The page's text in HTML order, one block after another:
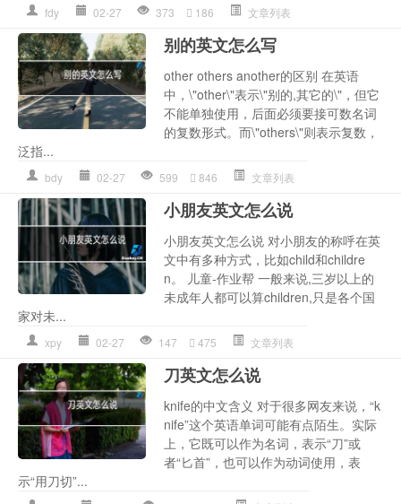
fdy 02-27 373 186 文章列表
别的英文怎么写
other others another的区别 在英语
中，\"other\"表示\"别的,其它的\"，但它
不能单独使用，后面必须要接可数名词
的复数形式。而\"others\"则表示复数，
泛指...
bdy 02-27 599 846 文章列表
小朋友英文怎么说
小朋友英文怎么说 对小朋友的称呼在英
文中有多种方式，比如child和childre
n。 儿童-作业帮 一般来说,三岁以上的
未成年人都可以算children,只是各个国
家对未...
xpy 02-27 147 475 文章列表
刀英文怎么说
knife的中文含义 对于很多网友来说，“k
nife”这个英语单词可能有点陌生。实际
上，它既可以作为名词，表示“刀”或
者“匕首”，也可以作为动词使用，表
示“用刀切”...